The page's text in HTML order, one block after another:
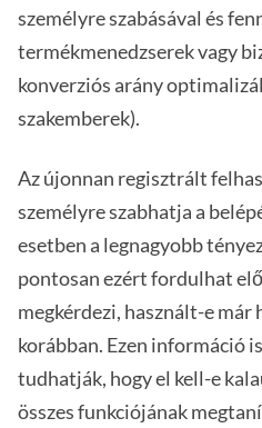
személyre szabásával és
termékmenedzserek vagy
konverziós arány
szakemberek).
Az újonnan regisztrált
személyre szabhatja a
esetben a legnagyobb
pontosan ezért fordulhat
megkérdezi, használt-e már
korábban. Ezen információ
tudhatják, hogy el kell-e
összes funkciójának